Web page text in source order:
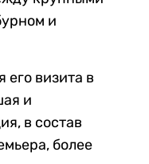
и
его визита в
и
в состав
более